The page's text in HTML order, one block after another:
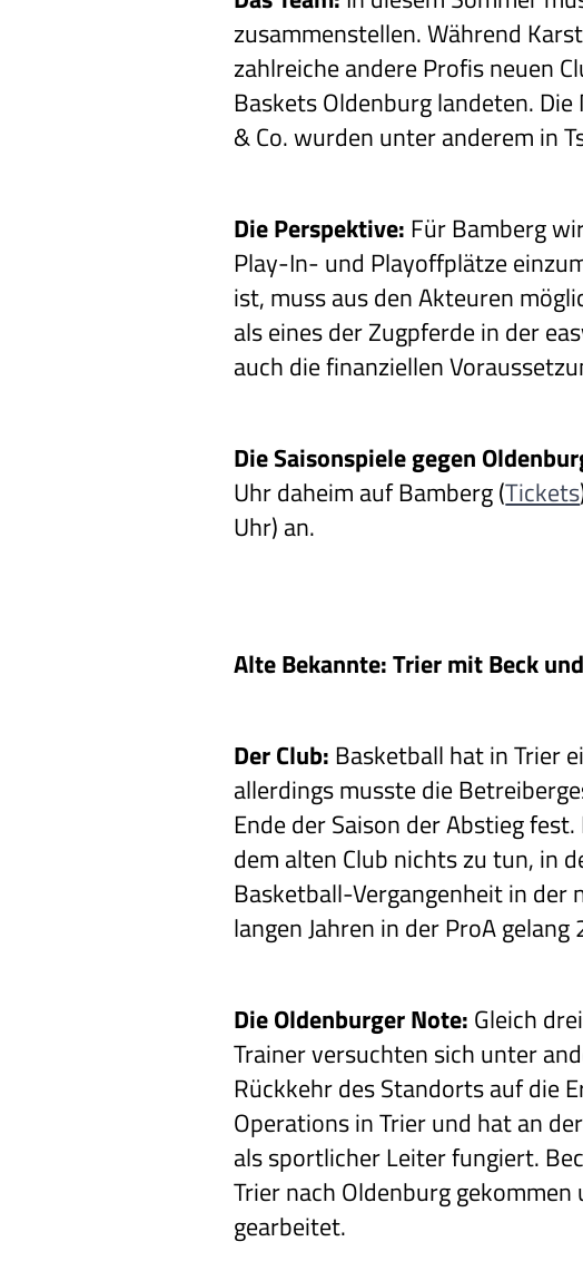
zusammenstellen. Während
zahlreiche andere Profis neuen
Baskets Oldenburg landeten.
& Co. wurden unter anderem in
Die Perspektive: Für Bamberg
Play-In- und Playoffplätze
ist, muss aus den Akteuren
als eines der Zugpferde in der
auch die finanziellen
Die Saisonspiele gegen
Uhr daheim auf Bamberg (Tickets
Uhr) an.
Alte Bekannte: Trier mit Beck
Der Club: Basketball hat in Trier
allerdings musste die
Ende der Saison der Abstieg
dem alten Club nichts zu tun, in
Basketball-Vergangenheit in der
langen Jahren in der ProA
Die Oldenburger Note: Gleich
Trainer versuchten sich unter
Rückkehr des Standorts auf die
Operations in Trier und hat an
als sportlicher Leiter fungiert.
Trier nach Oldenburg
gearbeitet.